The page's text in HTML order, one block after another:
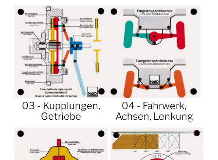
03 - Kupplungen,
Getriebe
04 - Fahrwerk,
Achsen, Lenkung